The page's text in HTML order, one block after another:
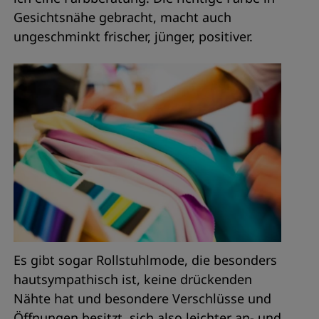
Gesichtsnähe gebracht, macht auch
ungeschminkt frischer, jünger, positiver.
Es gibt sogar Rollstuhlmode, die besonders
hautsympathisch ist, keine drückenden
Nähte hat und besondere Verschlüsse und